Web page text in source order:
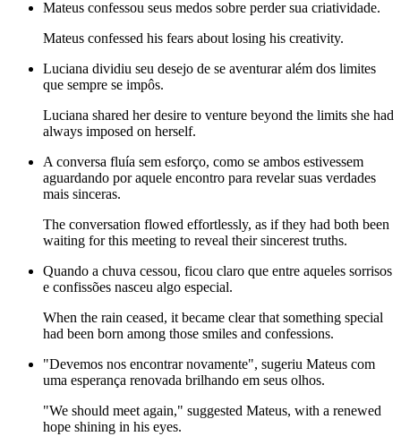
Mateus confessou seus medos sobre perder sua criatividade.
Mateus confessed his fears about losing his creativity.
Luciana dividiu seu desejo de se aventurar além dos limites
que sempre se impôs.
Luciana shared her desire to venture beyond the limits she had
always imposed on herself.
A conversa fluía sem esforço, como se ambos estivessem
aguardando por aquele encontro para revelar suas verdades
mais sinceras.
The conversation flowed effortlessly, as if they had both been
waiting for this meeting to reveal their sincerest truths.
Quando a chuva cessou, ficou claro que entre aqueles sorrisos
e confissões nasceu algo especial.
When the rain ceased, it became clear that something special
had been born among those smiles and confessions.
"Devemos nos encontrar novamente", sugeriu Mateus com
uma esperança renovada brilhando em seus olhos.
"We should meet again," suggested Mateus, with a renewed
hope shining in his eyes.